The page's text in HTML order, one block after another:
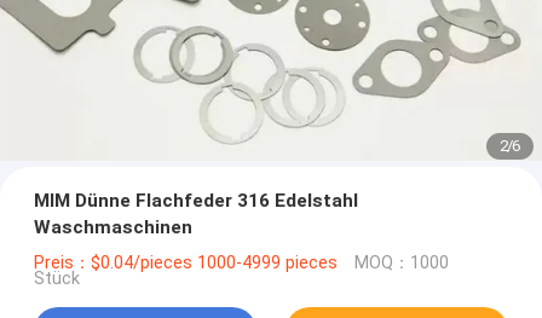
2/6
MIM Dünne Flachfeder 316 Edelstahl
Waschmaschinen
Preis：$0.04/pieces 1000-4999 pieces MOQ：1000
Stück